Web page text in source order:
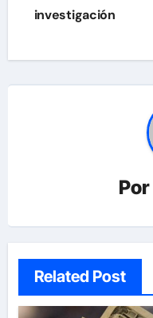
investigación
Por
Related Post